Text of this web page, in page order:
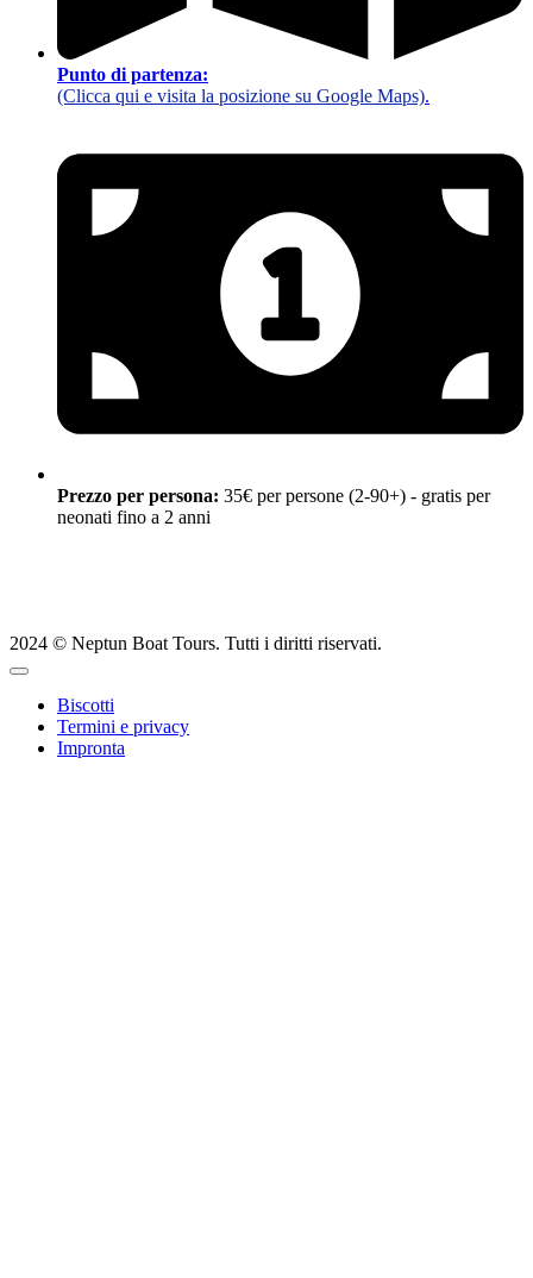
Punto di partenza:
(Clicca qui e visita la posizione su Google Maps).
Prezzo per persona: 35€ per persone (2-90+) - gratis per
neonati fino a 2 anni
2024 © Neptun Boat Tours. Tutti i diritti riservati.
Biscotti
Termini e privacy
Impronta